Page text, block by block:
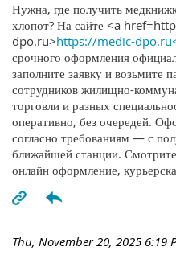
Нужна, где получить
хлопот? На сайте <a
dpo.ru>https://medic-
срочного оформления
заполните заявку и возьмите
сотрудников жилищно-
торговли и разных
оперативно, без очередей.
согласно требованиям — с
ближайшей станции.
онлайн оформление,
Thu, November 20, 2025 6:19